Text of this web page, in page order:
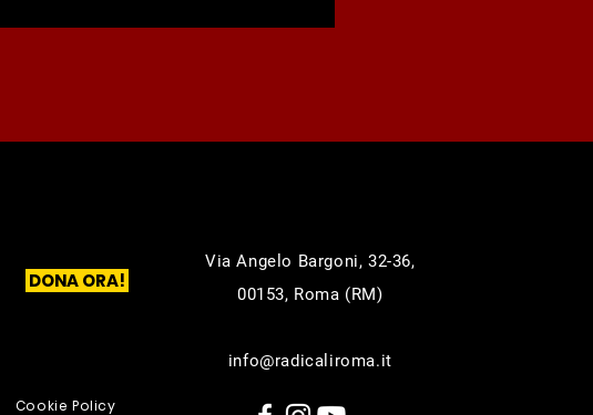
DONA ORA!
Cookie Policy
Via Angelo Bargoni, 32-36,
00153, Roma (RM)
info@radicaliroma.it